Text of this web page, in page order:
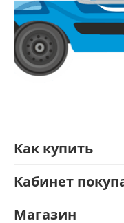
Как купить
Кабинет
Магазин